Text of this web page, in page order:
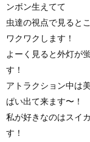
ンボン生えてて
虫達の視点で見ると
ワクワクします！
よーく見ると外灯が
す！
アトラクション中は
ぱい出て来ます〜！
私が好きなのはスイ
す！